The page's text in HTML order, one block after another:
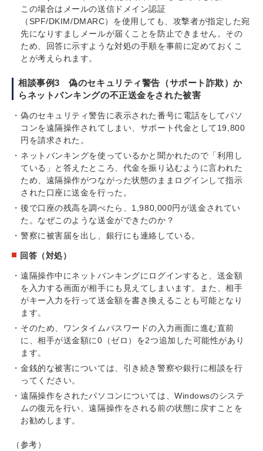
この場合はメールの送信ドメイン認証
（SPF/DKIM/DMARC）を使用しても、攻撃者が指定した宛
先になりすましメールが届くことを防止できません。その
ため、回答に示すような対処の手順を事前に定めておくこ
とが考えられます。
相談事例3 偽のセキュリティ警告（サポート詐欺）か
らネットバンキングの不正送金をされた被害
偽のセキュリティ警告に表示された番号に電話をしてパソ
コンを遠隔操作されてしまい、サポート代金として19,800
円を請求された。
ネットバンキングを使っているかと聞かれたので「利用し
ている」と答えたところ、代金を振り込むように言われた
ため、遠隔操作がつながった状態のままログインして指示
された口座に送金を行った。
後で口座の残高を調べたら、1,980,000円が送金されてい
た。なぜこのような送金ができたのか？
警察に被害届を出し、銀行にも連絡している。
回答（対処）
遠隔操作中にネットバンキングにログインすると、送金額
を入力する画面が相手にも見えてしまいます。また、相手
がキー入力を行って送金額を書き換えることも可能となり
ます。
そのため、ワンタイムパスワードの入力画面に進む直前
に、相手が送金額に0（ゼロ）を2つ追加した可能性があり
ます。
金銭的な被害については、引き続き警察や銀行に相談を行
ってください。
遠隔操作をされたパソコンについては、Windowsのシステ
ムの復元を行い、遠隔操作をされる前の状態に戻すことを
お勧めします。
（参考）